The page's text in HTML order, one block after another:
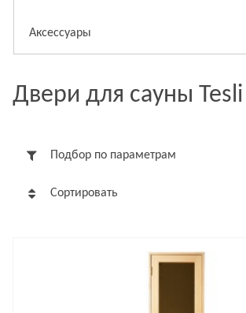
Аксессуары
Двери для сауны Tesli
Подбор по параметрам
Сортировать